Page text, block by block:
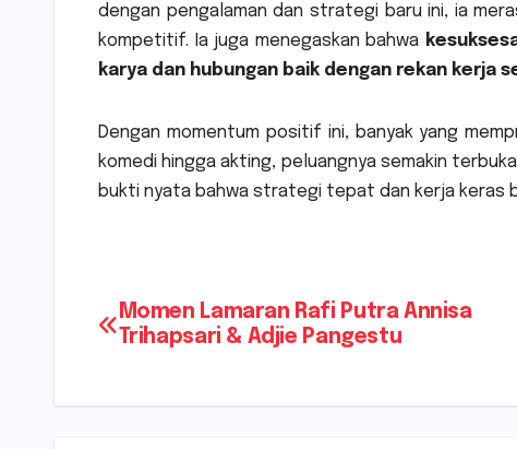
dengan pengalaman dan strategi baru ini, ia
kompetitif. Ia juga menegaskan bahwa
karya dan hubungan baik dengan rekan kerja
Dengan momentum positif ini, banyak yang
komedi hingga akting, peluangnya semakin
bukti nyata bahwa strategi tepat dan kerja keras
Navigasi
Momen Lamaran Rafi Putra Annisa
Trihapsari & Adjie Pangestu